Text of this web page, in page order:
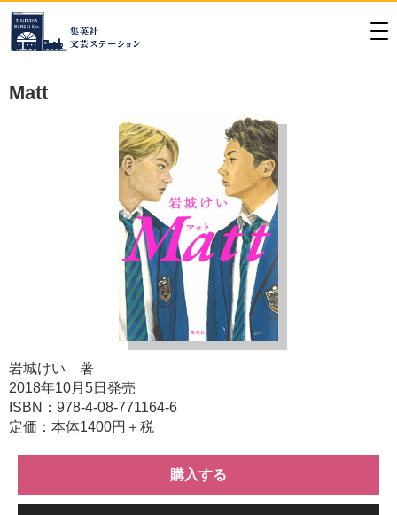
Matt
岩城けい 著
2018年10月5日発売
ISBN：978-4-08-771164-6
定価：本体1400円＋税
購入する